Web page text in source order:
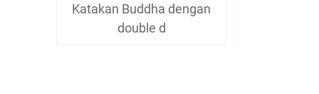
Katakan Buddha dengan
double d